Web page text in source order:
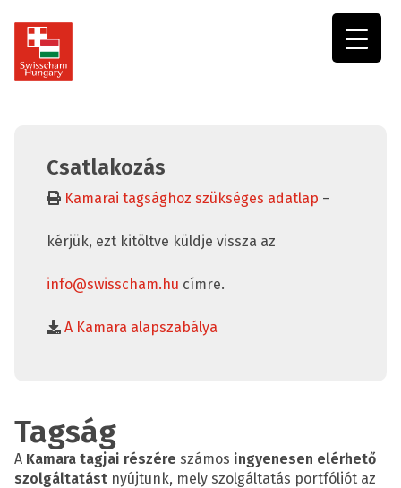
Csatlakozás
Kamarai tagsághoz szükséges adatlap –
kérjük, ezt kitöltve küldje vissza az
info@swisscham.hu címre.
A Kamara alapszabálya
Tagság
A Kamara tagjai részére számos ingyenesen elérhető
szolgáltatást nyújtunk, mely szolgáltatás portfóliót az